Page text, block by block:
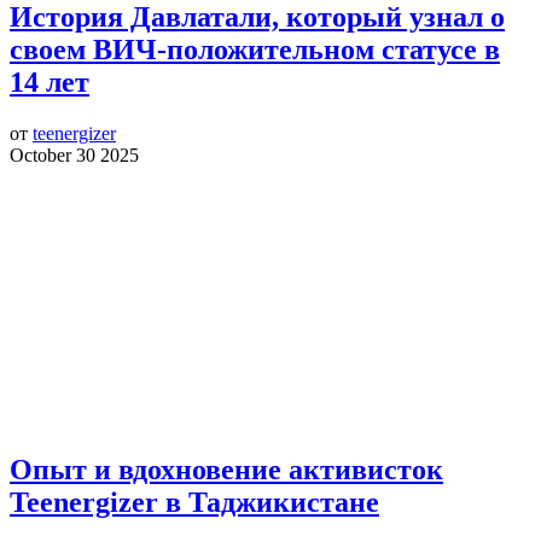
История Давлатали, который узнал о
своем ВИЧ-положительном статусе в
14 лет
от teenergizer
October 30 2025
Опыт и вдохновение активисток
Teenergizer в Таджикистане